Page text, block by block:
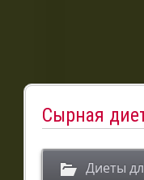
Сырная
Диеты